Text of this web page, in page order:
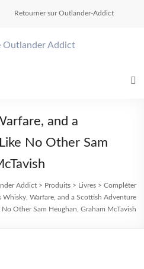
Retourner sur Outlander-Addict
and a
No Other Sam
Addict> Produits> Livres> Compléter
Whisky, Warfare, and a Scottish Adventure
No Other Sam Heughan, Graham McTavish